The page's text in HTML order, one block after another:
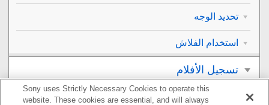
تحديد الوجه
استخدام الفلاش
تسجيل الأفلام
العرض
Sony uses Strictly Necessary Cookies to operate this
website. These cookies are essential, and will always